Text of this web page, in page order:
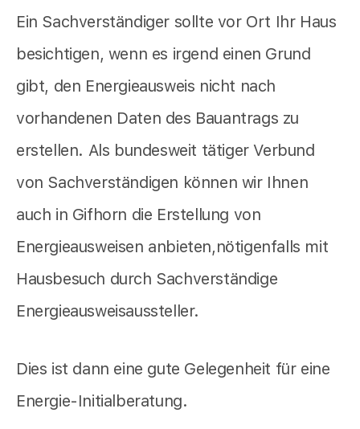
Ein Sachverständiger sollte vor Ort Ihr Haus
besichtigen, wenn es irgend einen Grund
gibt, den Energieausweis nicht nach
vorhandenen Daten des Bauantrags zu
erstellen. Als bundesweit tätiger Verbund
von Sachverständigen können wir Ihnen
auch in Gifhorn die Erstellung von
Energieausweisen anbieten,nötigenfalls mit
Hausbesuch durch Sachverständige
Energieausweisaussteller.
Dies ist dann eine gute Gelegenheit für eine
Energie-Initialberatung.